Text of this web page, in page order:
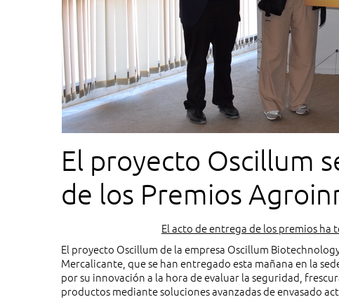
El proyecto Oscillum
de los Premios
El acto de entrega de los premios
El proyecto Oscillum de la empresa Oscillum
Mercalicante, que se han entregado esta mañana en la
por su innovación a la hora de evaluar la seguridad,
productos mediante soluciones avanzadas de envasado